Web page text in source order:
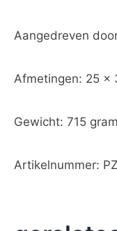
Aangedreven
Afmetingen: 25 x
Gewicht: 715 gram
Artikelnummer: